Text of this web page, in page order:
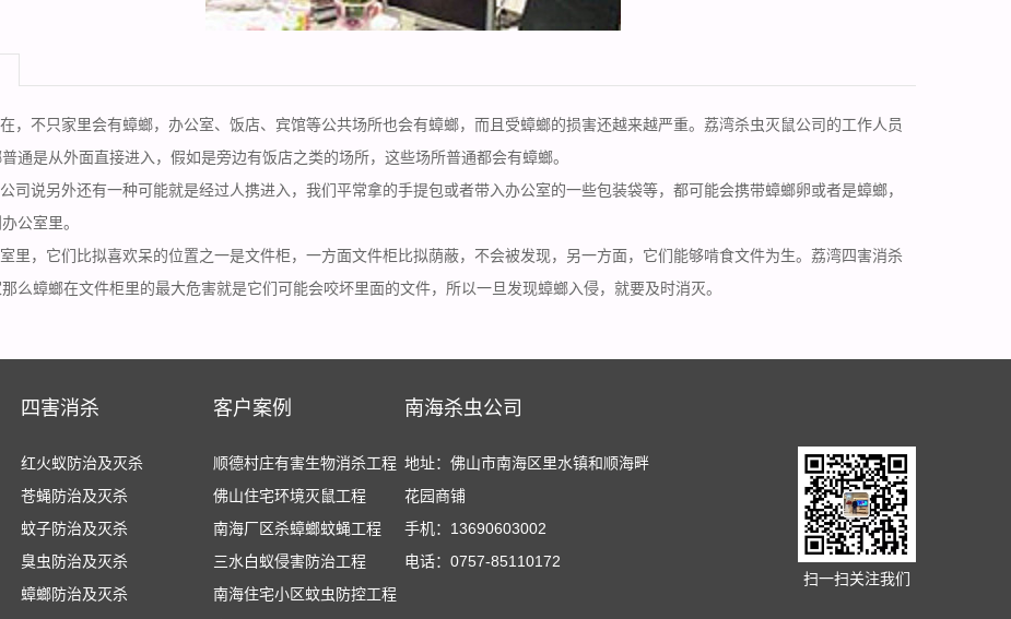
，不只家里会有蟑螂，办公室、饭店、宾馆等公共场所也会有蟑螂，而且受蟑螂的损害还越来越严重。荔湾杀虫灭鼠公司的工作人员
通是从外面直接进入，假如是旁边有饭店之类的场所，这些场所普通都会有蟑螂。
司说另外还有一种可能就是经过人携进入，我们平常拿的手提包或者带入办公室的一些包装袋等，都可能会携带蟑螂卵或者是蟑螂，
公室里。
里，它们比拟喜欢呆的位置之一是文件柜，一方面文件柜比拟荫蔽，不会被发现，另一方面，它们能够啃食文件为生。荔湾四害消杀
么蟑螂在文件柜里的最大危害就是它们可能会咬坏里面的文件，所以一旦发现蟑螂入侵，就要及时消灭。
四害消杀
红火蚁防治及灭杀
苍蝇防治及灭杀
蚊子防治及灭杀
臭虫防治及灭杀
蟑螂防治及灭杀
客户案例
顺德村庄有害生物消杀工程
佛山住宅环境灭鼠工程
南海厂区杀蟑螂蚊蝇工程
三水白蚁侵害防治工程
南海住宅小区蚊虫防控工程
南海杀虫公司
地址：佛山市南海区里水镇和顺海畔
花园商铺
手机：13690603002
电话：0757-85110172
扫一扫关注我们